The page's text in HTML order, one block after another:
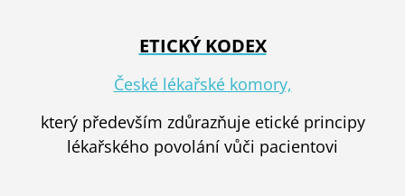
ETICKÝ KODEX
České lékařské komory,
který především zdůrazňuje etické principy
lékařského povolání vůči pacientovi